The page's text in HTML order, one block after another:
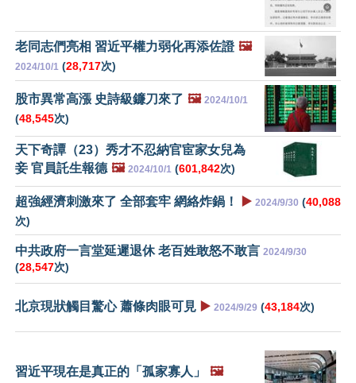
老同志們亮相 習近平權力弱化再添佐證 🖼️
2024/10/1 (28,717次)
股市異常高漲 史詩級鐮刀來了 🖼️ 2024/10/1
(48,545次)
天下奇譚（23）秀才不忍納官宦家女兒為
妾 官員託生報德 🖼️ 2024/10/1 (601,842次)
超強經濟刺激來了 全部套牢 網絡炸鍋！ ▶️ 2024/9/30 (40,088
次)
中共政府一言堂延遲退休 老百姓敢怒不敢言 2024/9/30
(28,547次)
北京現狀觸目驚心 蕭條肉眼可見 ▶️ 2024/9/29 (43,184次)
習近平現在是真正的「孤家寡人」 🖼️